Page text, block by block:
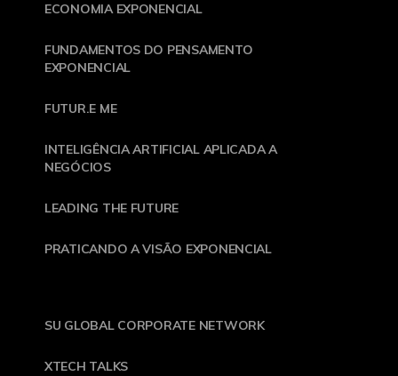
ECONOMIA EXPONENCIAL
FUNDAMENTOS DO PENSAMENTO
EXPONENCIAL
FUTUR.E ME
INTELIGÊNCIA ARTIFICIAL APLICADA A
NEGÓCIOS
LEADING THE FUTURE
PRATICANDO A VISÃO EXPONENCIAL
SU GLOBAL CORPORATE NETWORK
XTECH TALKS